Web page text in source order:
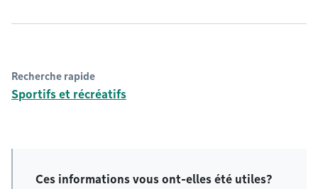
Recherche rapide
Sportifs et récréatifs
Ces informations vous ont-elles été utiles?